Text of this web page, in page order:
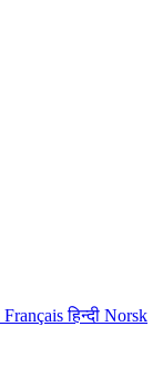
Françaisहिन्दी Norsk